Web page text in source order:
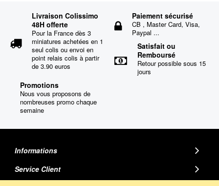
Livraison Colissimo
48H offerte
Pour la France dès 3
miniatures achetées en 1
seul colis ou envoi en
point relais colis à partir
de 3.90 euros
Paiement sécurisé
CB , Master Card, Visa,
Paypal ...
Satisfait ou
Remboursé
Retour possible sous 15
jours
Promotions
Nous vous proposons de
nombreuses promo chaque
semaine
Informations
Service Client